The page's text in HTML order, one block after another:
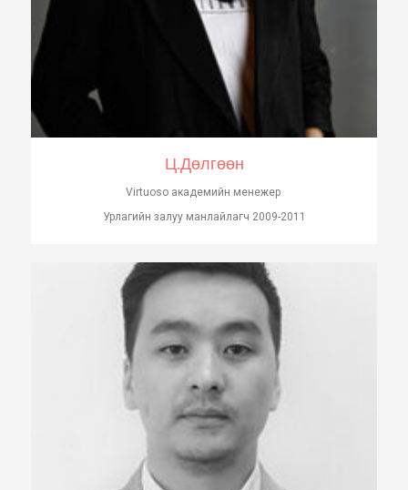
Ц.Дөлгөөн
Virtuoso академийн менежер
Урлагийн залуу манлайлагч 2009-2011